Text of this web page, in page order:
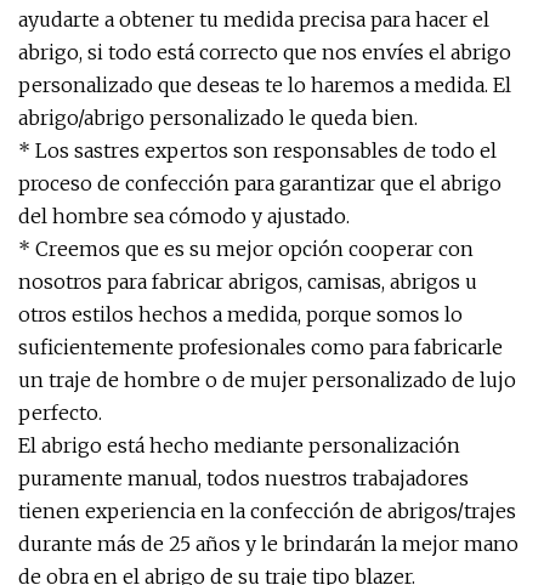
ayudarte a obtener tu medida precisa para hacer el
abrigo, si todo está correcto que nos envíes el abrigo
personalizado que deseas te lo haremos a medida. El
abrigo/abrigo personalizado le queda bien.
* Los sastres expertos son responsables de todo el
proceso de confección para garantizar que el abrigo
del hombre sea cómodo y ajustado.
* Creemos que es su mejor opción cooperar con
nosotros para fabricar abrigos, camisas, abrigos u
otros estilos hechos a medida, porque somos lo
suficientemente profesionales como para fabricarle
un traje de hombre o de mujer personalizado de lujo
perfecto.
El abrigo está hecho mediante personalización
puramente manual, todos nuestros trabajadores
tienen experiencia en la confección de abrigos/trajes
durante más de 25 años y le brindarán la mejor mano
de obra en el abrigo de su traje tipo blazer.